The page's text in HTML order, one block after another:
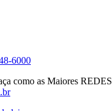
6000
como as Maiores